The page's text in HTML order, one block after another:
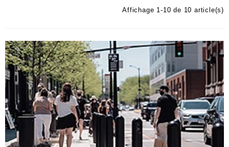
Affichage 1-10 de 10 article(s)